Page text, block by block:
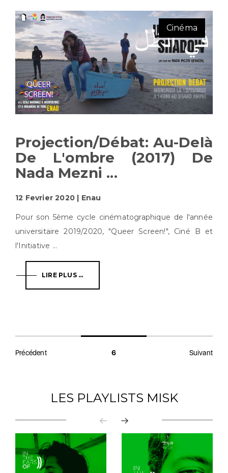
Cinéma
Projection/débat: Au-Delà
De L'ombre (2017) De
Nada Mezni ...
12 Fevrier 2020 | Enau
Pour son 5ème cycle cinématographique de l'année
universitaire 2019/2020, "Queer Screen!", Ciné B et
l'Initiative ...
LIRE PLUS ...
Précédent 6 Suivant
LES PLAYLISTS MISK